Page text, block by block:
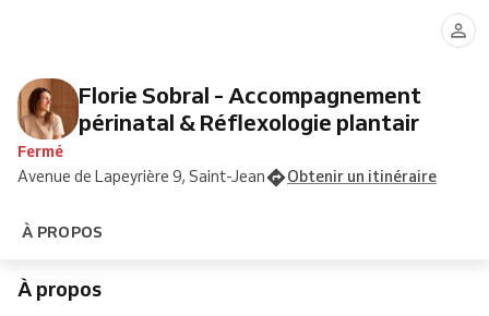
Florie Sobral - Accompagnement
périnatal & Réflexologie plantair
Fermé
Avenue de Lapeyrière 9, Saint-Jean
Obtenir un itinéraire
À PROPOS
À propos